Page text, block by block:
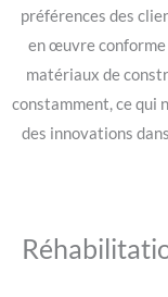
préférences des
en œuvre conforme
matériaux de
constamment, ce qui
des innovations